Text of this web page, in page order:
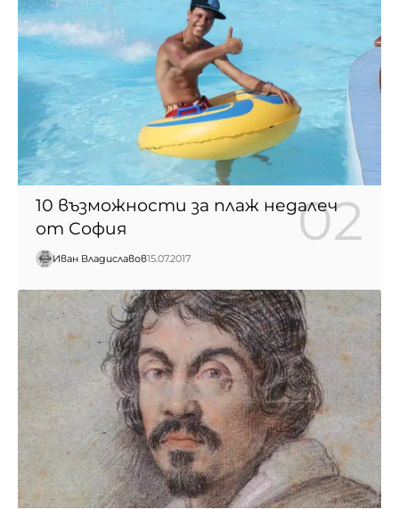
10 възможности за плаж недалеч
от София
Иван Владиславов15.07.2017